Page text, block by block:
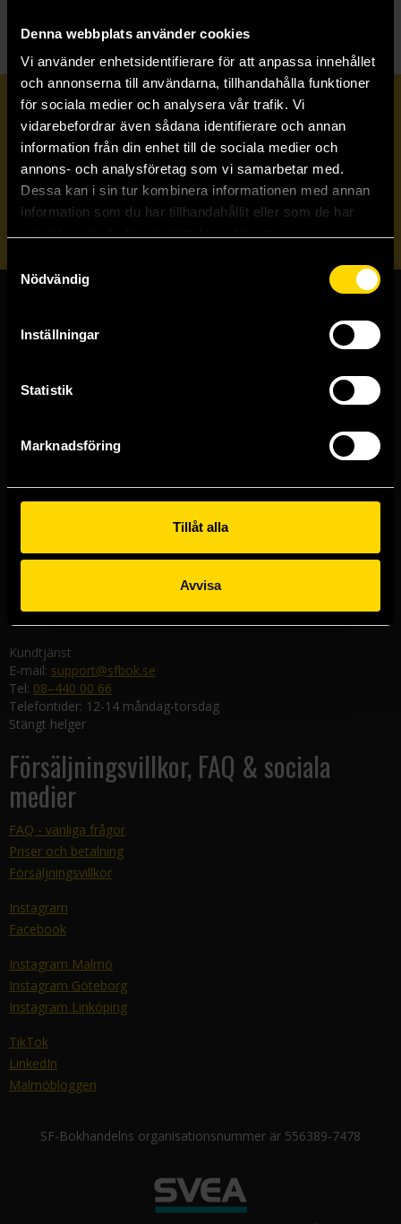
Denna webbplats använder cookies
Vi använder enhetsidentifierare för att anpassa innehållet
och annonserna till användarna, tillhandahålla funktioner
för sociala medier och analysera vår trafik. Vi
vidarebefordrar även sådana identifierare och annan
information från din enhet till de sociala medier och
annons- och analysföretag som vi samarbetar med.
Dessa kan i sin tur kombinera informationen med annan
information som du har tillhandahållit eller som de har
Nödvändig
Inställningar
Statistik
Marknadsföring
Tillåt alla
Avvisa
Prenumerera på vårt nyhetsbrev
Veckobrevet
Skicka
Butiker & kundtjänst
Västerlånggatan 48
Göteborgsbutiken
Kungsgatan 19
Malmöbutiken
582 19 Linköping
Kundtjänst
E-mail: support@sfbok.se
Tel: 08–440 00 66
Telefontider: 12-14 måndag-torsdag
Stängt helger
Försäljningsvillkor, FAQ & sociala
medier
FAQ - vanliga frågor
Priser och betalning
Försäljningsvillkor
Instagram
Facebook
Instagram Malmö
Instagram Göteborg
Instagram Linköping
TikTok
LinkedIn
Malmöbloggen
SF-Bokhandelns organisationsnummer är 556389-7478